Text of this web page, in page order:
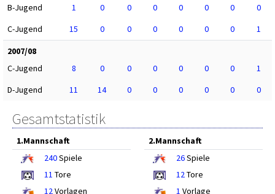
B-Jugend
1 0 0 0 0 0 0
0
C-Jugend
15 0 0 0 0 0 0
1
2007/08
C-Jugend
8 0 0 0 0 0 0
1
D-Jugend
11 14 0 0 0 0 0 0
Gesamtstatistik
1.Mannschaft
240Spiele
11 Tore
12Vorlagen
2.Mannschaft
26Spiele
12Tore
1 Vorlage